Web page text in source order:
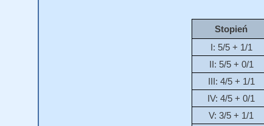
Stopień
I: 5/5 + 1/1
II: 5/5 + 0/1
III: 4/5 + 1/1
IV: 4/5 + 0/1
V: 3/5 + 1/1